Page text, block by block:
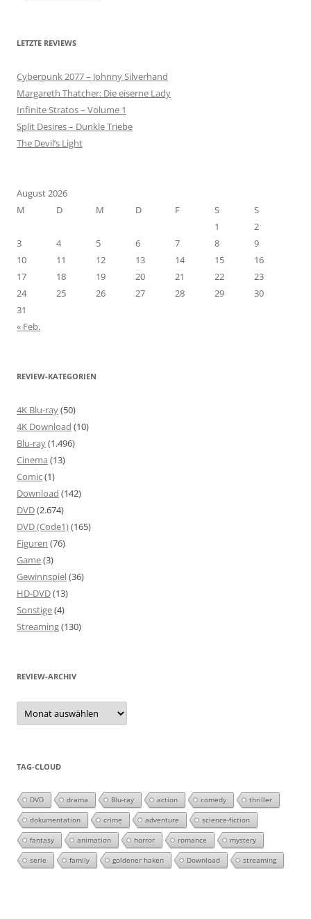
LETZTE REVIEWS
Cyberpunk 2077 – Johnny Silverhand
Margareth Thatcher: Die eiserne Lady
Infinite Stratos – Volume 1
Split Desires – Dunkle Triebe
The Devil’s Light
August 2026
M
D M D F S
S
1
2
3
4 5 6 7 8
9
10
11 12 13 14 15
16
17
18 19 20 21 22
23
24
25 26 27 28 29
30
31
« Feb.
REVIEW-KATEGORIEN
4K Blu-ray(50)
4K Download (10)
Blu-ray(1.496)
Cinema (13)
Comic(1)
Download (142)
DVD(2.674)
DVD (Code1)(165)
Figuren (76)
Game(3)
Gewinnspiel(36)
HD-DVD(13)
Sonstige(4)
Streaming(130)
REVIEW-ARCHIV
Review-
Archiv
TAG-CLOUD
DVD drama Blu-ray action comedy thriller
dokumentation crime adventure science-fiction
fantasy animation horror romance mystery
serie family goldener haken Download streaming